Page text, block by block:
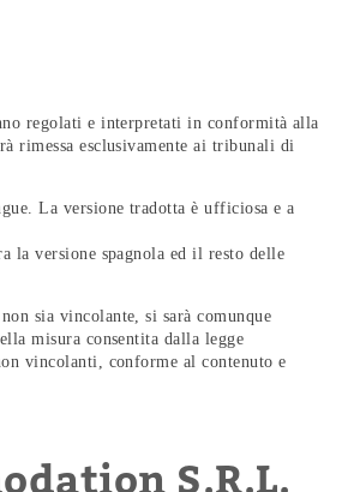
regolati e interpretati in conformità alla
rimessa esclusivamente ai tribunali di
La versione tradotta è ufficiosa e a
la versione spagnola ed il resto delle
sia vincolante, si sarà comunque
misura consentita dalla legge
vincolanti, conforme al contenuto e
S.R.L.